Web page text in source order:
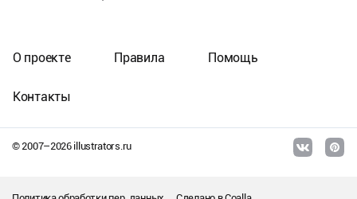
© 2007–2026illustrators.ru
О проекте Правила Помощь
Контакты